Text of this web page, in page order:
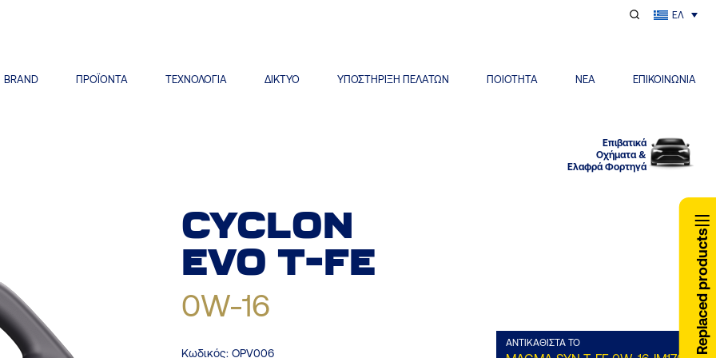
ΕΛ
BRAND ΠΡΟΪΟΝΤΑ ΤΕΧΝΟΛΟΓΙΑ ΔΙΚΤΥΟ ΥΠΟΣΤΗΡΙΞΗ ΠΕΛΑΤΩΝ ΠΟΙΟΤΗΤΑ ΝΕΑ ΕΠΙΚΟΙΝΩΝΙΑ
Replaced products
Επιβατικά
Οχήματα &
Ελαφρά Φορτηγά
CYCLON
EVO T-FE
0W-16
Κωδικός: OPV006
AΝΤΙΚΑΘΙΣΤΆ ΤΟ